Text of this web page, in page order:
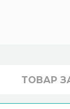
ТОВАР